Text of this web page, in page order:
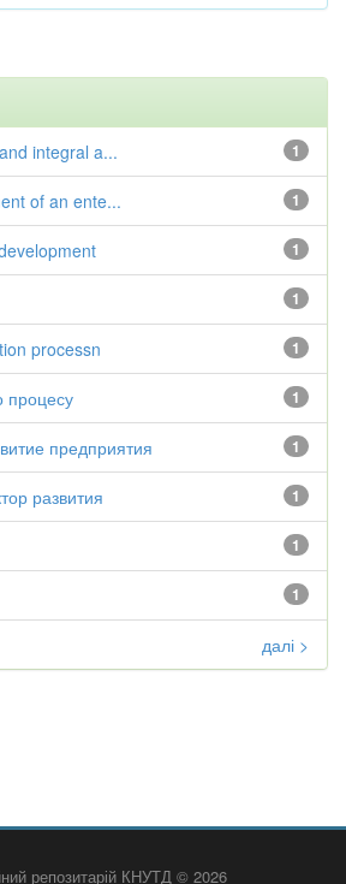
1
integral a...
1
of an ente...
1
1
1
processn
1
процесу
1
предприятия
1
развития
1
1
далі >
репозитарій КНУТД © 2026